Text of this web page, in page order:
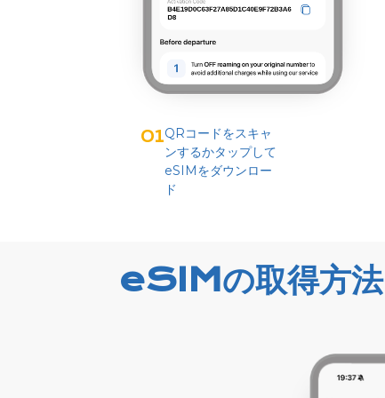
01QRコードをスキャ
ンするかタップして
eSIMをダウンロー
ド
eSIMの取得方法